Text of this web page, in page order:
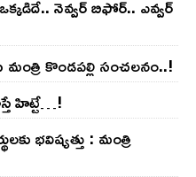
నెవ్వ‌ర్ బిఫోర్‌.. ఎవ్వ‌ర్
కొండ‌ప‌ల్లి సంచ‌ల‌నం..!
హిట్టే…!
భ‌విష్య‌త్తు : మంత్రి